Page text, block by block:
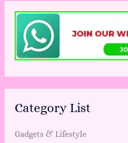
Category List
Gadgets & Lifestyle